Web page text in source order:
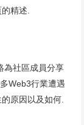
精述.
為社區成員分享
Web3行業遭遇
原因以及如何.